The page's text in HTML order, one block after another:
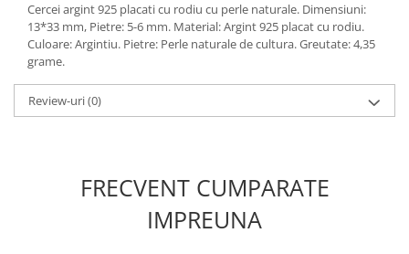
Cercei argint 925 placati cu rodiu cu perle naturale. Dimensiuni:
13*33 mm, Pietre: 5-6 mm. Material: Argint 925 placat cu rodiu.
Culoare: Argintiu. Pietre: Perle naturale de cultura. Greutate: 4,35
grame.
Review-uri(0)
FRECVENT CUMPARATE
IMPREUNA